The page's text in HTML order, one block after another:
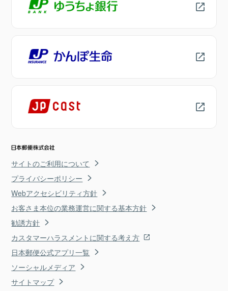
サイトのご利用について
プライバシーポリシー
Webアクセシビリティ方針
お客さま本位の業務運営に関する基本方針
勧誘方針
カスタマーハラスメントに関する考え方
日本郵便公式アプリ一覧
ソーシャルメディア
サイトマップ